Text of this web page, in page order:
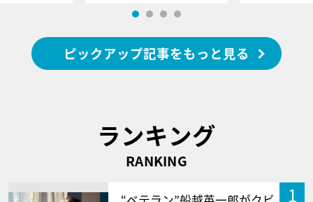
ピックアップ記事をもっと見る
ランキング
RANKING
1